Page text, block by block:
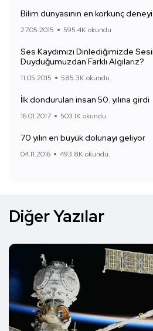
Bilim dünyasının en korkunç
27.05.2015 595.4K okundu.
Ses Kaydımızı Dinlediğimizde
Duyduğumuzdan Farklı Algılarız?
11.05.2015 585.3K okundu.
İlk dondurulan insan 50. yılına girdi
16.01.2017 503.1K okundu.
70 yılın en büyük dolunayı geliyor
04.11.2016 493.8K okundu.
Diğer Yazılar